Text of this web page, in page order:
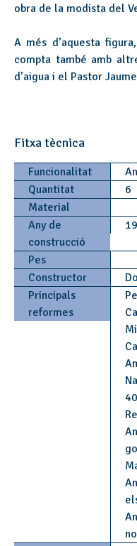
obra de la modista del
A més d’aquesta
compta també amb
d’aigua i el Pastor
Fitxa tècnica
Funcionalitat
Quantitat
6
Material
Any de
construcció
Pes
Constructor
Principals
reformes